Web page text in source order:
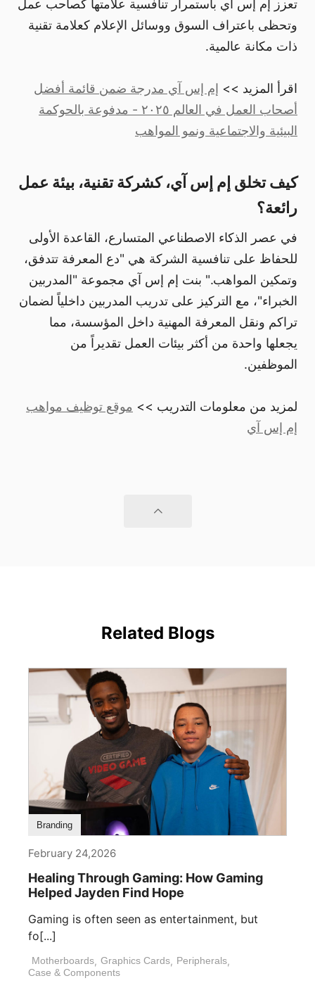
تعزز إم إس آي باستمرار تنافسية علامتها كصاحب عمل
وتحظى باعتراف السوق ووسائل الإعلام كعلامة تقنية
ذات مكانة عالمية.
اقرأ المزيد >> إم إس آي مدرجة ضمن قائمة أفضل
أصحاب العمل في العالم ٢٠٢٥ - مدفوعة بالحوكمة
البيئية والاجتماعية ونمو المواهب
كيف تخلق إم إس آي، كشركة تقنية، بيئة عمل
رائعة؟
في عصر الذكاء الاصطناعي المتسارع، القاعدة الأولى
للحفاظ على تنافسية الشركة هي "دع المعرفة تتدفق،
وتمكين المواهب." بنت إم إس آي مجموعة "المدربين
الخبراء"، مع التركيز على تدريب المدربين داخلياً لضمان
تراكم ونقل المعرفة المهنية داخل المؤسسة، مما
يجعلها واحدة من أكثر بيئات العمل تقديراً من
الموظفين.
لمزيد من معلومات التدريب >> موقع توظيف مواهب
إم إس آي
Related Blogs
Branding
February 24,2026
Healing Through Gaming: How Gaming
Helped Jayden Find Hope
Gaming is often seen as entertainment, but
fo[...]
Motherboards, Graphics Cards, Peripherals,
Case & Components